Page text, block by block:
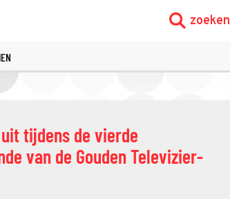
zoeken
tijdens de vierde
van de Gouden Televizier-